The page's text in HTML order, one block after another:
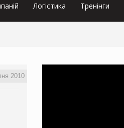
Логістика Тренінги
2010